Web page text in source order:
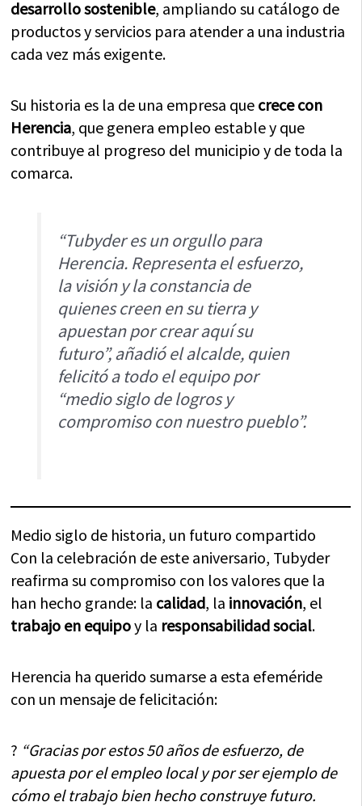
desarrollo sostenible, ampliando su catálogo de
productos y servicios para atender a una industria
cada vez más exigente.
Su historia es la de una empresa que crece con
Herencia, que genera empleo estable y que
contribuye al progreso del municipio y de toda la
comarca.
“Tubyder es un orgullo para
Herencia. Representa el esfuerzo,
la visión y la constancia de
quienes creen en su tierra y
apuestan por crear aquí su
futuro”, añadió el alcalde, quien
felicitó a todo el equipo por
“medio siglo de logros y
compromiso con nuestro pueblo”.
Medio siglo de historia, un futuro compartido
Con la celebración de este aniversario, Tubyder
reafirma su compromiso con los valores que la
han hecho grande: la calidad, la innovación, el
trabajo en equipoy la responsabilidad social.
Herencia ha querido sumarse a esta efeméride
con un mensaje de felicitación:
? “Gracias por estos 50 años de esfuerzo, de
apuesta por el empleo local y por ser ejemplo de
cómo el trabajo bien hecho construye futuro.